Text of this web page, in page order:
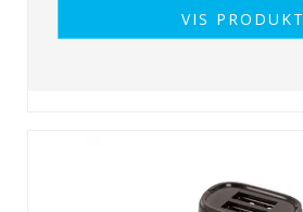
VIS PRODUKT